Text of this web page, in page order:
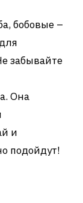
бобовые –
забывайте
Она
и
подойдут!